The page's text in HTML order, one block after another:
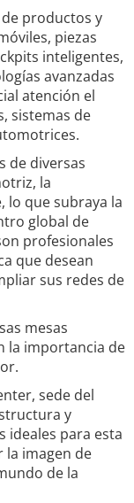
de productos y
piezas
inteligentes,
avanzadas
atención el
sistemas de
de diversas
la
lo que subraya la
global de
profesionales
que desean
sus redes de
mesas
la importancia de
sede del
y
ideales para esta
la imagen de
de la